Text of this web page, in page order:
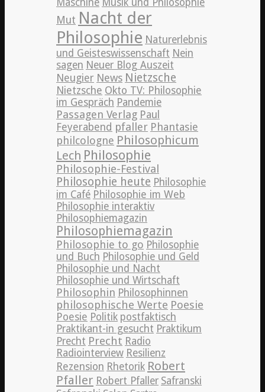
Mut Nacht der
Philosophie Naturerlebnis
und Geisteswissenschaft Nein
sagen Neuer Blog Auszeit
Neugier News Nietzsche
Nietzsche Okto TV: Philosophie
im Gespräch Pandemie
Passagen Verlag Paul
Feyerabend pfaller Phantasie
philcologne Philosophicum
Lech Philosophie
Philosophie-Festival
Philosophie heute Philosophie
im Café Philosophie im Web
Philosophie interaktiv
Philosophiemagazin
Philosophiemagazin
Philosophie to go Philosophie
und Buch Philosophie und Geld
Philosophie und Nacht
Philosophie und Wirtschaft
Philosophin Philosophinnen
philosophische Werte Poesie
Poesie Politik postfaktisch
Praktikant-in gesucht Praktikum
Precht Precht Radio
Radiointerview Resilienz
Rezension Rhetorik Robert
Pfaller Robert Pfaller Safranski